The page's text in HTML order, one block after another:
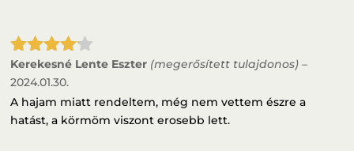
Értékelé
s:4/ 5
Kerekesné Lente Eszter (megerősített tulajdonos) –
2024.01.30.
A hajam miatt rendeltem, még nem vettem észre a
hatást, a körmöm viszont erosebb lett.